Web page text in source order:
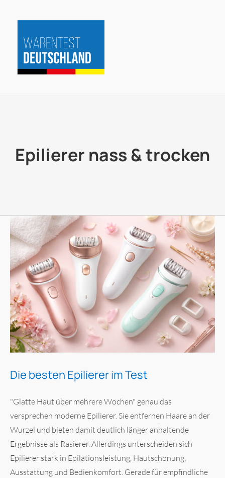
Inhalt
springen
Epilierer nass & trocken
Die besten Epilierer im Test
"Glatte Haut über mehrere Wochen" genau das
versprechen moderne Epilierer. Sie entfernen Haare an der
Wurzel und bieten damit deutlich länger anhaltende
Ergebnisse als Rasierer. Allerdings unterscheiden sich
Epilierer stark in Epilationsleistung, Hautschonung,
Ausstattung und Bedienkomfort. Gerade für empfindliche